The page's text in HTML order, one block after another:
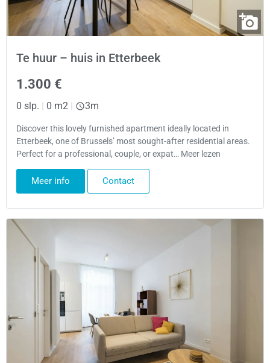
Te huur – huis in Etterbeek
1.300 €
0 slp. 0 m2 3m
Discover this lovely furnished apartment ideally located in
Etterbeek, one of Brussels’ most sought-after residential areas.
Perfect for a professional, couple, or expat… Meer lezen
Meer info Contact